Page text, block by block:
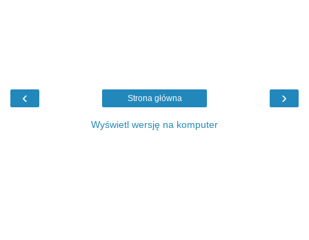
‹ ›
Strona główna
Wyświetl wersję na komputer